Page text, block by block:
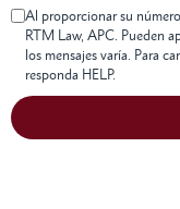
Al proporcionar su
RTM Law, APC. Pueden
los mensajes varía. Para
responda HELP.